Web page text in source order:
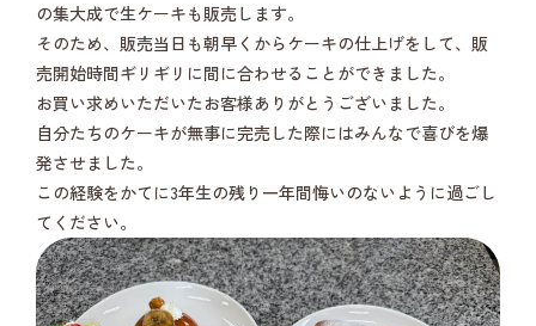
の集大成で生ケーキも販売します。
そのため、販売当日も朝早くからケーキの仕上げをして、販
売開始時間ギリギリに間に合わせることができました。
お買い求めいただいたお客様ありがとうございました。
自分たちのケーキが無事に完売した際にはみんなで喜びを爆
発させました。
この経験をかてに3年生の残り一年間悔いのないように過ごし
てください。